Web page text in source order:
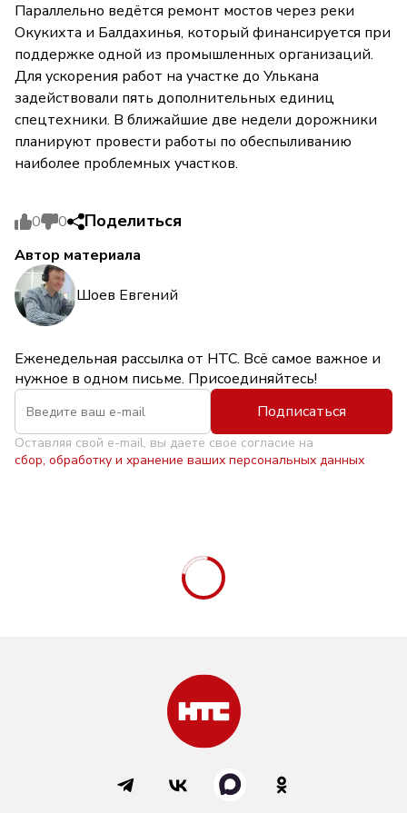
Параллельно ведётся ремонт мостов через реки
Окукихта и Балдахинья, который финансируется при
поддержке одной из промышленных организаций.
Для ускорения работ на участке до Улькана
задействовали пять дополнительных единиц
спецтехники. В ближайшие две недели дорожники
планируют провести работы по обеспыливанию
наиболее проблемных участков.
0 0 Поделиться
Автор материала
Шоев Евгений
Еженедельная рассылка от НТС. Всё самое важное и
нужное в одном письме. Присоединяйтесь!
Подписаться
Оставляя свой e-mail, вы даете свое согласие на
сбор, обработку и хранение ваших персональных данных